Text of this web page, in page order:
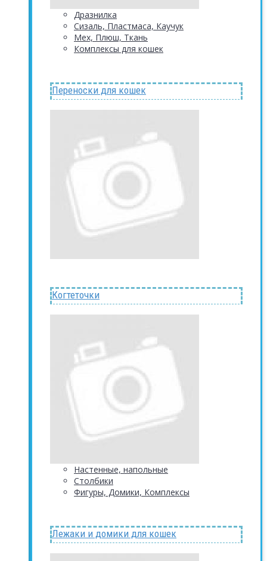
Дразнилка
Сизаль, Пластмаса, Каучук
Мех, Плюш, Ткань
Комплексы для кошек
Переноски для кошек
Когтеточки
Настенные, напольные
Столбики
Фигуры, Домики, Комплексы
Лежаки и домики для кошек